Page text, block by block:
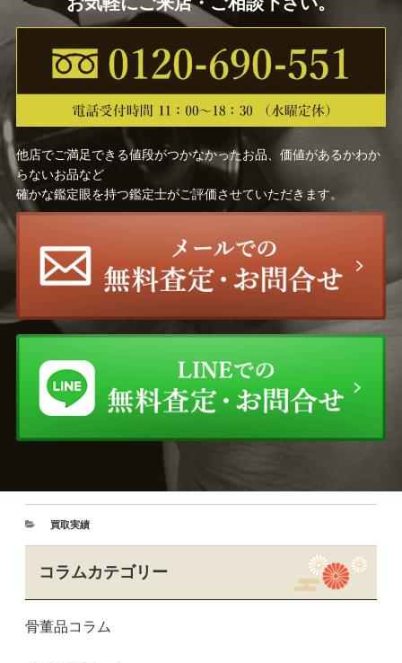
他店でご満足できる値段がつかなかったお品、価値があるかわか
らないお品など
確かな鑑定眼を持つ鑑定士がご評価させていただきます。
買取実績
コラムカテゴリー
骨董品コラム